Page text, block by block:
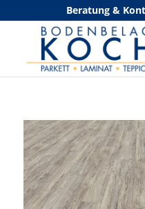
Beratung &